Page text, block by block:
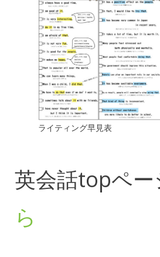
ライティング早見表
英会話topペー
ら